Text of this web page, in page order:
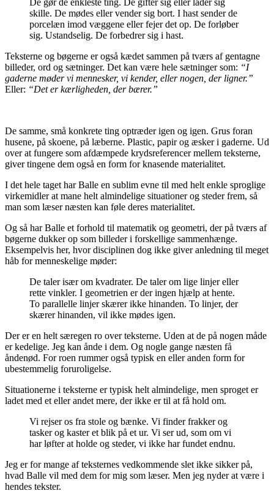
skille. De mødes eller vender sig bort. I hast sender de
porcelæn imod væggene eller fejer det op. De forløber
sig. Ustandselig. De forbedrer sig i hast.
Teksterne og bøgerne er også kædet sammen på tværs af gentagne
billeder, ord og sætninger. Det kan være hele sætninger som: “I
gaderne møder vi mennesker, vi kender, eller nogen, der ligner.”
Eller: “Det er kærligheden, der bærer.”
De samme, små konkrete ting optræder igen og igen. Grus foran
husene, på skoene, på læberne. Plastic, papir og æsker i gaderne. Ud
over at fungere som afdæmpede krydsreferencer mellem teksterne,
giver tingene dem også en form for knasende materialitet.
I det hele taget har Balle en sublim evne til med helt enkle sproglige
virkemidler at mane helt almindelige situationer og steder frem, så
man som læser næsten kan føle deres materialitet.
Og så har Balle et forhold til matematik og geometri, der på tværs af
bøgerne dukker op som billeder i forskellige sammenhænge.
Eksempelvis her, hvor disciplinen dog ikke giver anledning til meget
håb for menneskelige møder:
De taler især om kvadrater. De taler om lige linjer eller
rette vinkler. I geometrien er der ingen hjælp at hente.
To parallelle linjer skærer ikke hinanden. To linjer, der
skærer hinanden, vil ikke mødes igen.
Der er en helt særegen ro over teksterne. Uden at de på nogen måde
er kedelige. Jeg kan ånde i dem. Og nogle gange næsten få
åndenød. For roen rummer også typisk en eller anden form for
ubestemmelig foruroligelse.
Situationerne i teksterne er typisk helt almindelige, men sproget er
ladet med et eller andet mere, der ikke er til at få hold om.
Vi rejser os fra stole og bænke. Vi finder frakker og
tasker og kaster et blik på et ur. Vi ser ud, som om vi
har løfter at holde og steder, vi ikke har fundet endnu.
Jeg er for mange af teksternes vedkommende slet ikke sikker på,
hvad Balle vil med dem for mig som læser. Men jeg nyder at være i
hendes tekster.